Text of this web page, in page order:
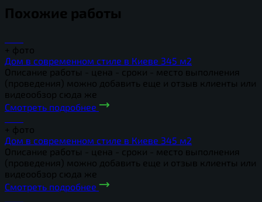
Похожие работы
+ фото
Дом в современном стиле в Киеве 345 м2
Описание работы - цена - сроки - место выполнения
(проведения) можно добавить еще и отзыв клиенты или
видеообзор сюда же
Смотреть подробнее
+ фото
Дом в современном стиле в Киеве 345 м2
Описание работы - цена - сроки - место выполнения
(проведения) можно добавить еще и отзыв клиенты или
видеообзор сюда же
Смотреть подробнее